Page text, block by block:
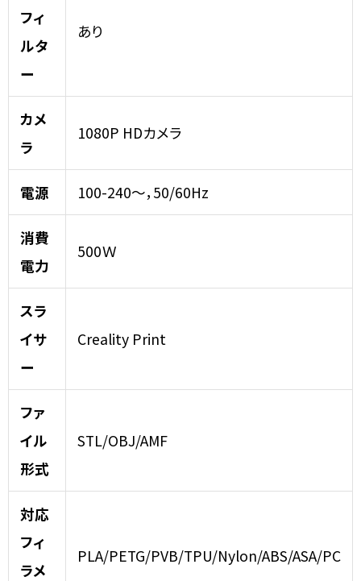
フィ
ルタ
ー
あり
カメ
ラ
1080P HDカメラ
電源 100-240～，50/60Hz
消費
電力
500Ｗ
スラ
イサ
ー
Creality Print
ファ
イル
形式
STL/OBJ/AMF
対応
フィ
ラメ
PLA/PETG/PVB/TPU/Nylon/ABS/ASA/PC